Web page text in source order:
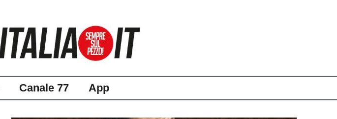
Canale 77 App